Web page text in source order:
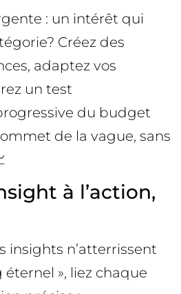
: un intérêt qui
Créez des
adaptez vos
un test
du budget
de la vague, sans
à l’action,
insights n’atterrissent
», liez chaque